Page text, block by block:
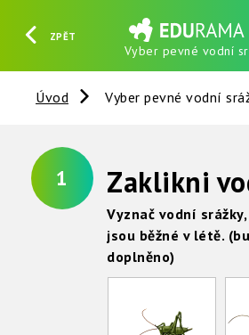
ZPĚT
Vyber pevné vodní
HLEDAT REGISTROVAT
Úvod Vyber pevné vodní
1
Vyznač vodní
jsou běžné v létě.
doplněno)